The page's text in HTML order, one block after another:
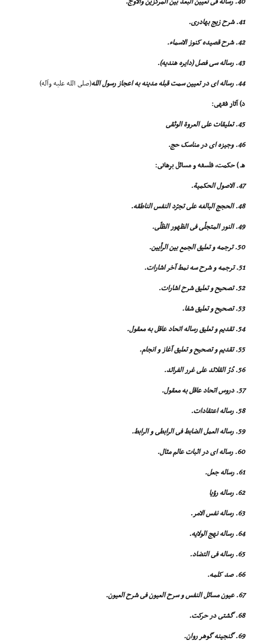
41. شرح زیج بهادرى.
42. شرح قصیده کنوز الاسماء.
43. رساله سى فصل (دایره هندیه).
44. رساله اى در تعیین سمت قبله مدینه به اعجاز رسول الله
(صلى الله علیه وآله)
د) آثار فقهى:
45. تعلیقات على العروة الوثقى
46. وجیزه اى در مناسک حج.
هـ ) حکمت، فلسفه و مسائل برهانى:
47. الاصول الحکمیة.
48. الحجج البالغه على تجرّد النفس الناطقه.
49. النور المتجلّى فى الظهور الظلّى.
50. ترجمه و تعلیق الجمع بین الرأیین.
51. ترجمه و شرح سه نمط آخر اشارات.
52. تصحیح و تعلیق شرح اشارات.
53. تصحیح و تعلیق شفا.
54. تقدیم و تعلیق رساله اتحاد عاقل به معقول.
55. تقدیم و تصحیح و تعلیق آغاز و انجام.
56. دُرّ القلائد على غرر الفرائد.
57. دروس اتحاد عاقل به معقول.
58. رساله اعتقادات.
59. رساله العمل الضابط فى الرابطى و الرابط.
60. رساله اى در اثبات عالم مثال.
61. رساله جعل.
62. رساله رؤیا
63. رساله نفس الامر.
64. رساله نهج الولایه.
65. رساله فى التضاد.
66. صد کلمه.
67. عیون مسائل النفس و سرح العیون فى شرح العیون.
68. گشتى در حرکت.
69. گنجینه گوهر روان.